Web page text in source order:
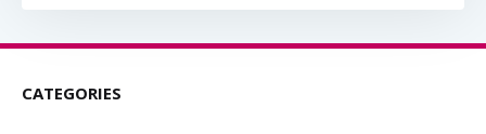
CATEGORIES